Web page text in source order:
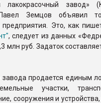
лакокрасочный завод»
Земцов объявил
Это, как
, следует из данных
млн руб. Задаток
продается единым
участки,
сооружения и